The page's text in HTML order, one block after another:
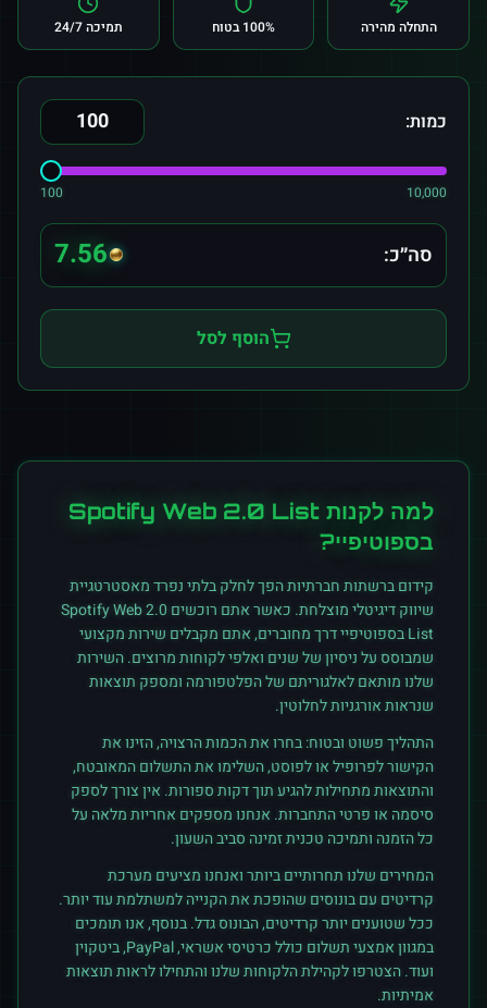
התחלה מהירה 100% בטוח תמיכה 24/7
כמות:
100 10,000
סה״כ: 7.56
הוסף לסל
למה לקנות Spotify Web 2.0 List
בספוטיפיי?
קידום ברשתות חברתיות הפך לחלק בלתי נפרד מאסטרטגיית
שיווק דיגיטלי מוצלחת. כאשר אתם רוכשים Spotify Web 2.0
Listבספוטיפיידרך מחוברים, אתם מקבלים שירות מקצועי
שמבוסס על ניסיון של שנים ואלפי לקוחות מרוצים. השירות
שלנו מותאם לאלגוריתם של הפלטפורמה ומספק תוצאות
שנראות אורגניות לחלוטין.
התהליך פשוט ובטוח: בחרו את הכמות הרצויה, הזינו את
הקישור לפרופיל או לפוסט, השלימו את התשלום המאובטח,
והתוצאות מתחילות להגיע תוך דקות ספורות. אין צורך לספק
סיסמה או פרטי התחברות. אנחנו מספקים אחריות מלאה על
כל הזמנה ותמיכה טכנית זמינה סביב השעון.
המחירים שלנו תחרותיים ביותר ואנחנו מציעים מערכת
קרדיטים עם בונוסים שהופכת את הקנייה למשתלמת עוד יותר.
ככל שטוענים יותר קרדיטים, הבונוס גדל. בנוסף, אנו תומכים
במגוון אמצעי תשלום כולל כרטיסי אשראי, PayPal, ביטקוין
ועוד. הצטרפו לקהילת הלקוחות שלנו והתחילו לראות תוצאות
אמיתיות.